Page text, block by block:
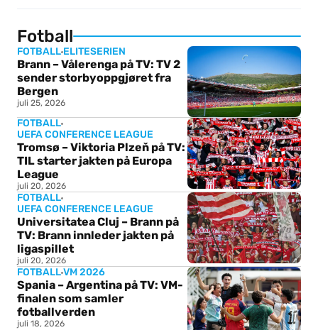
Fotball
FOTBALL ELITESERIEN
Brann – Vålerenga på TV: TV 2
sender storbyoppgjøret fra
Bergen
juli 25, 2026
FOTBALL
UEFA CONFERENCE LEAGUE
Tromsø – Viktoria Plzeň på TV:
TIL starter jakten på Europa
League
juli 20, 2026
FOTBALL
UEFA CONFERENCE LEAGUE
Universitatea Cluj – Brann på
TV: Brann innleder jakten på
ligaspillet
juli 20, 2026
FOTBALLVM 2026
Spania – Argentina på TV: VM-
finalen som samler
fotballverden
juli 18, 2026